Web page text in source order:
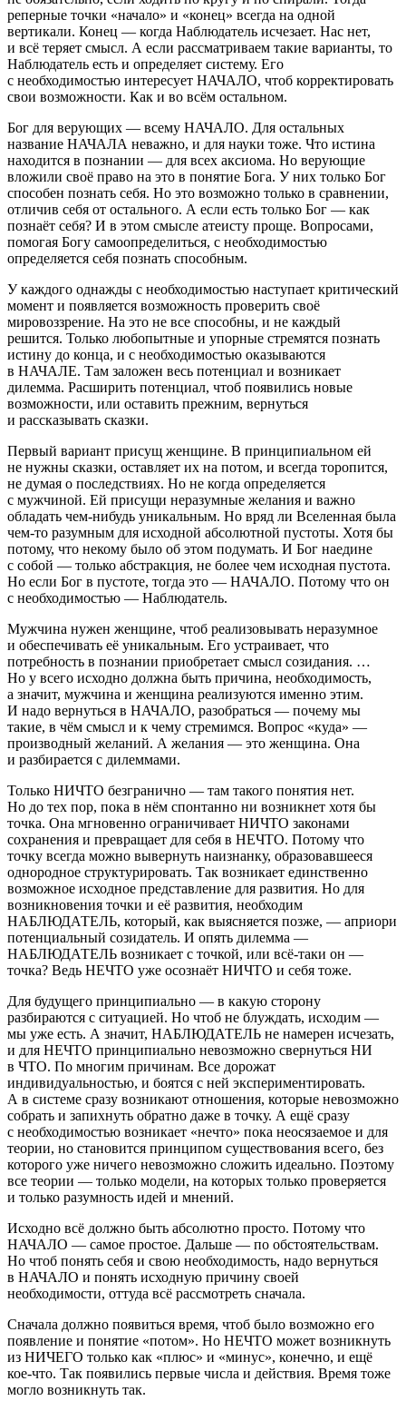
реперные точки «начало» и «конец» всегда на одной
вертикали. Конец — когда Наблюдатель исчезает. Нас нет,
и всё теряет смысл. А если рассматриваем такие варианты, то
Наблюдатель есть и определяет систему. Его
с необходимостью интересует НАЧАЛО, чтоб корректировать
свои возможности. Как и во всём остальном.
Бог для верующих — всему НАЧАЛО. Для остальных
название НАЧАЛА неважно, и для науки тоже. Что истина
находится в познании — для всех аксиома. Но верующие
вложили своё право на это в понятие Бога. У них только Бог
способен познать себя. Но это возможно только в сравнении,
отличив себя от остального. А если есть только Бог — как
познаёт себя? И в этом смысле атеисту проще. Вопросами,
помогая Богу самоопределиться, с необходимостью
определяется себя познать способным.
У каждого однажды с необходимостью наступает критический
момент и появляется возможность проверить своё
мировоззрение. На это не все способны, и не каждый
решится. Только любопытные и упорные стремятся познать
истину до конца, и с необходимостью оказываются
в НАЧАЛЕ. Там заложен весь потенциал и возникает
дилемма. Расширить потенциал, чтоб появились новые
возможности, или оставить прежним, вернуться
и рассказывать сказки.
Первый вариант присущ женщине. В принципиальном ей
не нужны сказки, оставляет их на потом, и всегда торопится,
не думая о последствиях. Но не когда определяется
с мужчиной. Ей присущи неразумные желания и важно
обладать чем-нибудь уникальным. Но вряд ли Вселенная была
чем-то разумным для исходной абсолютной пустоты. Хотя бы
потому, что некому было об этом подумать. И Бог наедине
с собой — только абстракция, не более чем исходная пустота.
Но если Бог в пустоте, тогда это — НАЧАЛО. Потому что он
с необходимостью — Наблюдатель.
Мужчина нужен женщине, чтоб реализовывать неразумное
и обеспечивать её уникальным. Его устраивает, что
потребность в познании приобретает смысл созидания. …
Но у всего исходно должна быть причина, необходимость,
а значит, мужчина и женщина реализуются именно этим.
И надо вернуться в НАЧАЛО, разобраться — почему мы
такие, в чём смысл и к чему стремимся. Вопрос «куда» —
производный желаний. А желания — это женщина. Она
и разбирается с дилеммами.
Только НИЧТО безгранично — там такого понятия нет.
Но до тех пор, пока в нём спонтанно ни возникнет хотя бы
точка. Она мгновенно ограничивает НИЧТО законами
сохранения и превращает для себя в НЕЧТО. Потому что
точку всегда можно вывернуть наизнанку, образовавшееся
однородное структурировать. Так возникает единственно
возможное исходное представление для развития. Но для
возникновения точки и её развития, необходим
НАБЛЮДАТЕЛЬ, который, как выясняется позже, — априори
потенциальный созидатель. И опять дилемма —
НАБЛЮДАТЕЛЬ возникает с точкой, или всё-таки он —
точка? Ведь НЕЧТО уже осознаёт НИЧТО и себя тоже.
Для будущего принципиально — в какую сторону
разбираются с ситуацией. Но чтоб не блуждать, исходим —
мы уже есть. А значит, НАБЛЮДАТЕЛЬ не намерен исчезать,
и для НЕЧТО принципиально невозможно свернуться НИ
в ЧТО. По многим причинам. Все дорожат
индивидуальностью, и боятся с ней экспериментировать.
А в системе сразу возникают отношения, которые невозможно
собрать и запихнуть обратно даже в точку. А ещё сразу
с необходимостью возникает «нечто» пока неосязаемое и для
теории, но становится принципом существования всего, без
которого уже ничего невозможно сложить идеально. Поэтому
все теории — только модели, на которых только проверяется
и только разумность идей и мнений.
Исходно всё должно быть абсолютно просто. Потому что
НАЧАЛО — самое простое. Дальше — по обстоятельствам.
Но чтоб понять себя и свою необходимость, надо вернуться
в НАЧАЛО и понять исходную причину своей
необходимости, оттуда всё рассмотреть сначала.
Сначала должно появиться время, чтоб было возможно его
появление и понятие «потом». Но НЕЧТО может возникнуть
из НИЧЕГО только как «плюс» и «минус», конечно, и ещё
кое-что. Так появились первые числа и действия. Время тоже
могло возникнуть так.